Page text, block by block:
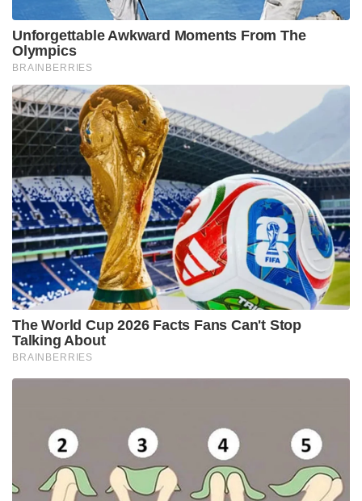
Unforgettable Awkward Moments From The
Olympics
BRAINBERRIES
The World Cup 2026 Facts Fans Can't Stop
Talking About
BRAINBERRIES